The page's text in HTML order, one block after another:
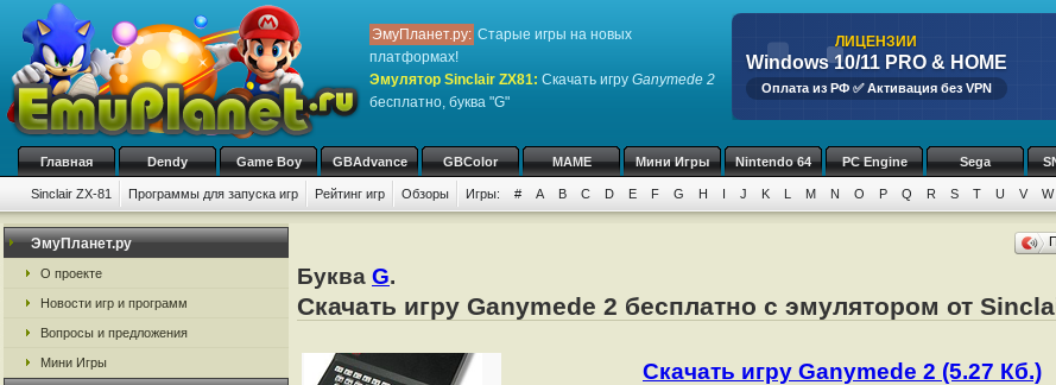
ЭмуПланет.ру: Старые игры на новых
платформах!
Эмулятор Sinclair ZX81: Скачать игру Ganymede 2
бесплатно, буква "G"
ЛИЦЕНЗИИ
Windows 10/11 PRO & HOME
Оплата из РФ ✅ Активация без VPN
Главная Dendy Game Boy GBAdvance GBColor MAME Мини Игры Nintendo 64 PC Engine Sega
Sinclair ZX-81 Программы для запуска игр Рейтинг игр Обзоры Игры: # A B C D E F G H I J K L M N O P Q R S T U V W
ЭмуПланет.ру
О проекте
Новости игр и программ
Вопросы и предложения
Мини Игры
Буква G.
Скачать игру Ganymede 2 бесплатно с эмулятором от
Скачать игру Ganymede 2 (5.27 Кб.)